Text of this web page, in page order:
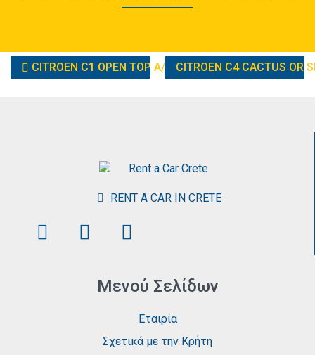
Other
cars
CITROEN C1 OPEN TOP A/T OR SIMILARCITROEN C4 CACTUS OR
RENT A CAR IN CRETE
Μενού Σελίδων
Εταιρία
Σχετικά με την Κρήτη